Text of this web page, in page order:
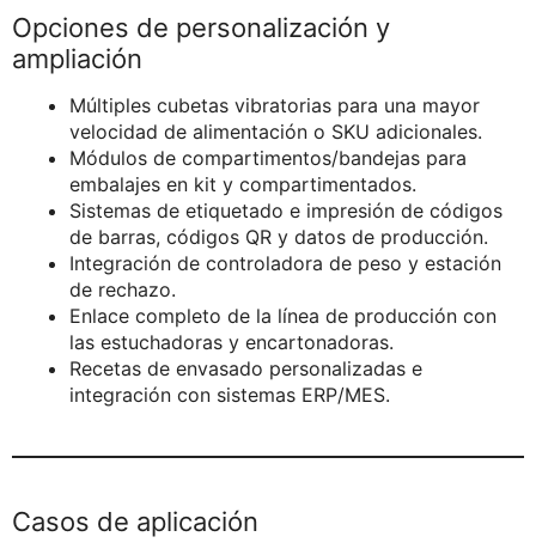
Opciones de personalización y
ampliación
Múltiples cubetas vibratorias para una mayor
velocidad de alimentación o SKU adicionales.
Módulos de compartimentos/bandejas para
embalajes en kit y compartimentados.
Sistemas de etiquetado e impresión de códigos
de barras, códigos QR y datos de producción.
Integración de controladora de peso y estación
de rechazo.
Enlace completo de la línea de producción con
las estuchadoras y encartonadoras.
Recetas de envasado personalizadas e
integración con sistemas ERP/MES.
Casos de aplicación